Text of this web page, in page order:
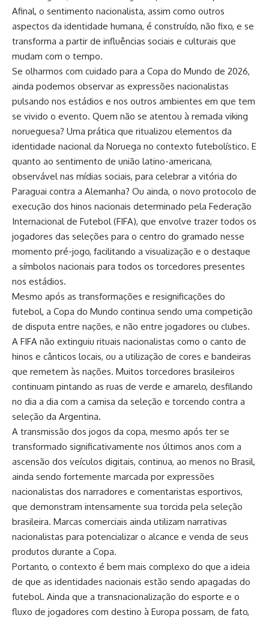
Afinal, o sentimento nacionalista, assim como outros
aspectos da identidade humana, é construído, não fixo, e se
transforma a partir de influências sociais e culturais que
mudam com o tempo.
Se olharmos com cuidado para a Copa do Mundo de 2026,
ainda podemos observar as expressões nacionalistas
pulsando nos estádios e nos outros ambientes em que tem
se vivido o evento. Quem não se atentou à remada viking
norueguesa? Uma prática que ritualizou elementos da
identidade nacional da Noruega no contexto futebolístico. E
quanto ao sentimento de união latino-americana,
observável nas mídias sociais, para celebrar a vitória do
Paraguai contra a Alemanha? Ou ainda, o novo protocolo de
execução dos hinos nacionais determinado pela Federação
Internacional de Futebol (FIFA), que envolve trazer todos os
jogadores das seleções para o centro do gramado nesse
momento pré-jogo, facilitando a visualização e o destaque
a símbolos nacionais para todos os torcedores presentes
nos estádios.
Mesmo após as transformações e resignificações do
futebol, a Copa do Mundo continua sendo uma competição
de disputa entre nações, e não entre jogadores ou clubes.
A FIFA não extinguiu rituais nacionalistas como o canto de
hinos e cânticos locais, ou a utilização de cores e bandeiras
que remetem às nações. Muitos torcedores brasileiros
continuam pintando as ruas de verde e amarelo, desfilando
no dia a dia com a camisa da seleção e torcendo contra a
seleção da Argentina.
A transmissão dos jogos da copa, mesmo após ter se
transformado significativamente nos últimos anos com a
ascensão dos veículos digitais, continua, ao menos no Brasil,
ainda sendo fortemente marcada por expressões
nacionalistas dos narradores e comentaristas esportivos,
que demonstram intensamente sua torcida pela seleção
brasileira. Marcas comerciais ainda utilizam narrativas
nacionalistas para potencializar o alcance e venda de seus
produtos durante a Copa.
Portanto, o contexto é bem mais complexo do que a ideia
de que as identidades nacionais estão sendo apagadas do
futebol. Ainda que a transnacionalização do esporte e o
fluxo de jogadores com destino à Europa possam, de fato,